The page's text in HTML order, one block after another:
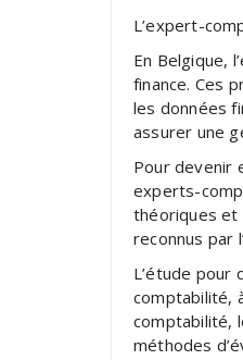
L’expert-
En Belgique,
finance. Ces
les données
assurer une
Pour devenir
experts-
théoriques et
reconnus par
L’étude pour
comptabilité,
comptabilité,
méthodes